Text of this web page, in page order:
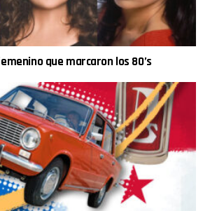
que marcaron los 80’s